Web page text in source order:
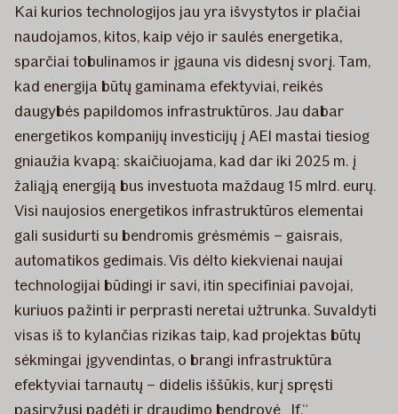
Kai kurios technologijos jau yra išvystytos ir plačiai
naudojamos, kitos, kaip vėjo ir saulės energetika,
sparčiai tobulinamos ir įgauna vis didesnį svorį. Tam,
kad energija būtų gaminama efektyviai, reikės
daugybės papildomos infrastruktūros. Jau dabar
energetikos kompanijų investicijų į AEI mastai tiesiog
gniaužia kvapą: skaičiuojama, kad dar iki 2025 m. į
žaliąją energiją bus investuota maždaug 15 mlrd. eurų.
Visi naujosios energetikos infrastruktūros elementai
gali susidurti su bendromis grėsmėmis – gaisrais,
automatikos gedimais. Vis dėlto kiekvienai naujai
technologijai būdingi ir savi, itin specifiniai pavojai,
kuriuos pažinti ir perprasti neretai užtrunka. Suvaldyti
visas iš to kylančias rizikas taip, kad projektas būtų
sėkmingai įgyvendintas, o brangi infrastruktūra
efektyviai tarnautų – didelis iššūkis, kurį spręsti
pasiryžusi padėti ir draudimo bendrovė „If.“